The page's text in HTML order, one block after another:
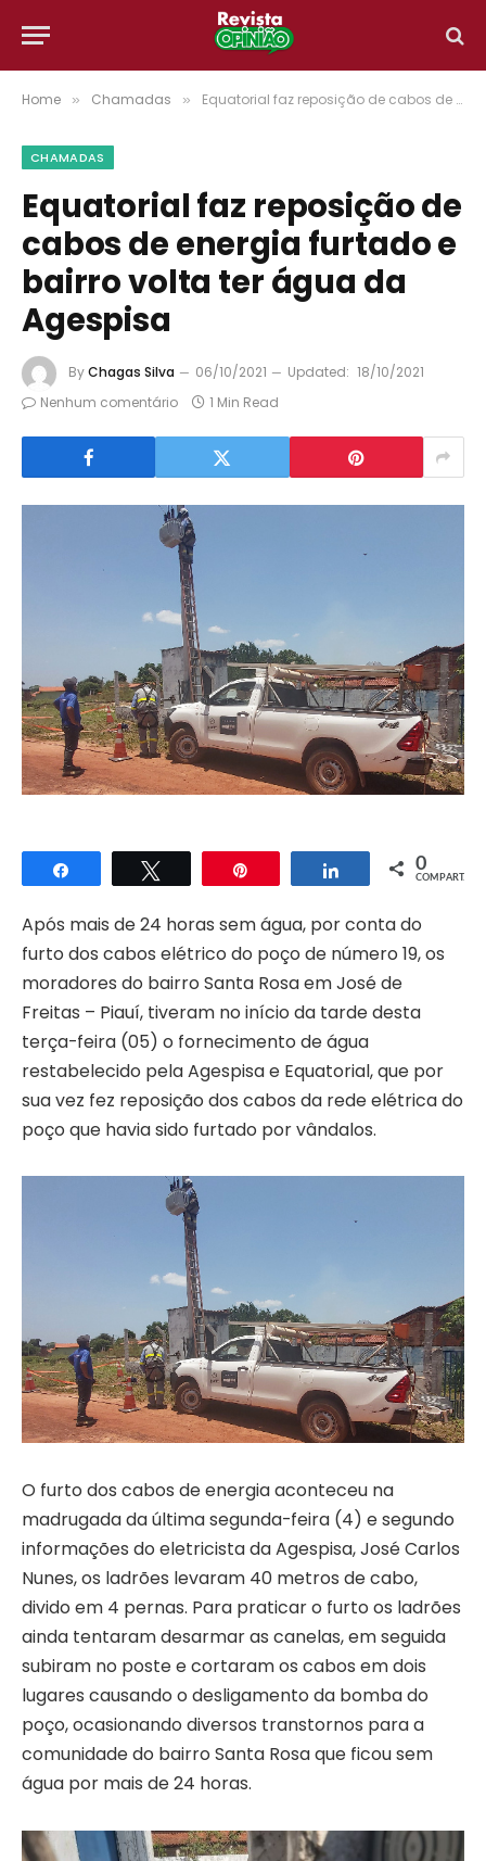
Home » Chamadas » Equatorial faz reposição de cabos de energia furtado e bairro volta ter água da Agespisa
CHAMADAS
Equatorial faz reposição de
cabos de energia furtado e
bairro volta ter água da
Agespisa
ByChagas Silva 06/10/2021 Updated: 18/10/2021
Nenhum comentário
1 Min Read
Compartilhar Compartilhar
0
COMPART.
Após mais de 24 horas sem água, por conta do
furto dos cabos elétrico do poço de número 19, os
moradores do bairro Santa Rosa em José de
Freitas – Piauí, tiveram no início da tarde desta
terça-feira (05) o fornecimento de água
restabelecido pela Agespisa e Equatorial, que por
sua vez fez reposição dos cabos da rede elétrica do
poço que havia sido furtado por vândalos.
O furto dos cabos de energia aconteceu na
madrugada da última segunda-feira (4) e segundo
informações do eletricista da Agespisa, José Carlos
Nunes, os ladrões levaram 40 metros de cabo,
divido em 4 pernas. Para praticar o furto os ladrões
ainda tentaram desarmar as canelas, em seguida
subiram no poste e cortaram os cabos em dois
lugares causando o desligamento da bomba do
poço, ocasionando diversos transtornos para a
comunidade do bairro Santa Rosa que ficou sem
água por mais de 24 horas.